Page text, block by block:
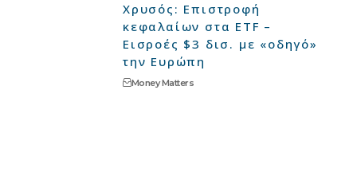
Χρυσός: Επιστροφή
κεφαλαίων στα ETF –
Εισροές $3 δισ. με «οδηγό»
την Ευρώπη
Money Matters